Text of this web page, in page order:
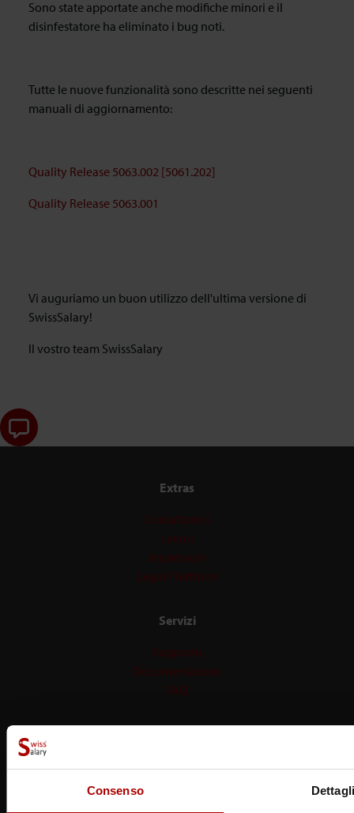
Consenso Dettagli
Sono state apportate anche modifiche minori e il
disinfestatore ha eliminato i bug noti.
Tutte le nuove funzionalità sono descritte nei seguenti
manuali di aggiornamento:
Quality Release 5063.002 [5061.202]
Quality Release 5063.001
Vi auguriamo un buon utilizzo dell'ultima versione di
SwissSalary!
Il vostro team SwissSalary
Extras
Contattateci
Lavori
Impressum
Legal Plattform
Servizi
Supporto
Documentazioni
FAQ